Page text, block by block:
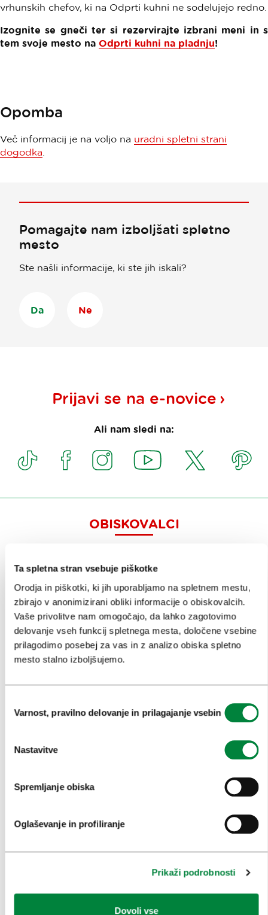
Ta spletna stran vsebuje piškotke
Orodja in piškotki, ki jih uporabljamo na spletnem mestu,
zbirajo v anonimizirani obliki informacije o obiskovalcih.
Vaše privolitve nam omogočajo, da lahko zagotovimo
delovanje vseh funkcij spletnega mesta, določene vsebine
prilagodimo posebej za vas in z analizo obiska spletno
mesto stalno izboljšujemo.
soglasja
Varnost, pravilno delovanje in prilagajanje vsebin
Nastavitve
Spremljanje obiska
Oglaševanje in profiliranje
Prikaži podrobnosti
Dovoli vse
vrhunskih chefov, ki na Odprti kuhni ne sodelujejo redno.
Izognite se gneči ter si rezervirajte izbrani meni in s
tem svoje mesto na Odprti kuhni na pladnju!
Opomba
Več informacij je na voljo na uradni spletni strani
dogodka
Pomagajte nam izboljšati spletno
mesto
Ste našli informacije, ki ste jih iskali?
Da Ne
Prijavi se na e-novice
Ali nam sledi na:
OBISKOVALCI
ZNAMENITOSTI IN AKTIVNOSTI
UMETNOST IN KULTURA
KULINARIKA
AKTUALNO
NAČRTOVANJE DOGODKOV
KOLEDAR KONGRESOV
NOVICE
OBRAZCI